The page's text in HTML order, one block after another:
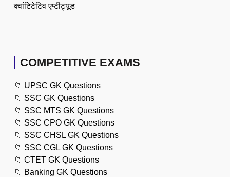
क्वांटिटेटिव एप्टीट्यूड
COMPETITIVE EXAMS
📁 UPSC GK Questions
📁 SSC GK Questions
📁 SSC MTS GK Questions
📁 SSC CPO GK Questions
📁 SSC CHSL GK Questions
📁 SSC CGL GK Questions
📁 CTET GK Questions
📁 Banking GK Questions